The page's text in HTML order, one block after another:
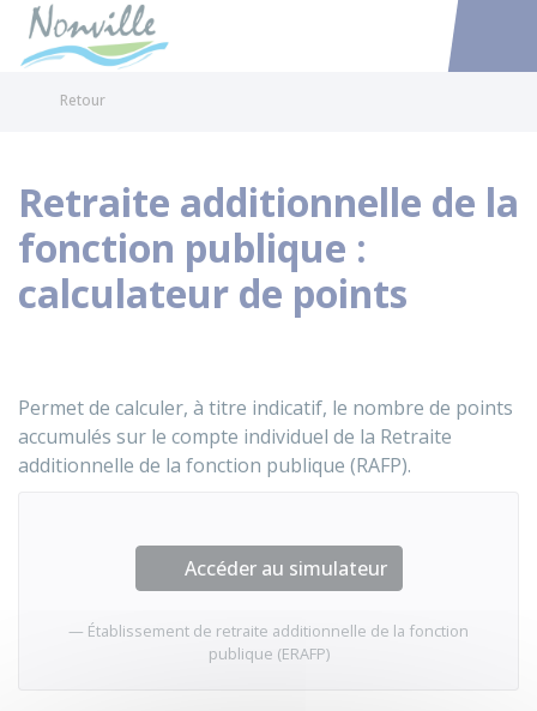
Accéder
Retour
Retraite additionnelle de la
fonction publique :
calculateur de points
Permet de calculer, à titre indicatif, le nombre de points
accumulés sur le compte individuel de la Retraite
additionnelle de la fonction publique (RAFP).
Accéder au simulateur
Établissement de retraite additionnelle de la fonction
publique (ERAFP)